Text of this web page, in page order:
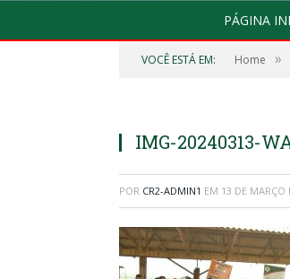
PÁGINA
VOCÊ ESTÁ EM: Home »
IMG-20240313-
POR CR2-ADMIN1 EM 13 DE MARÇO